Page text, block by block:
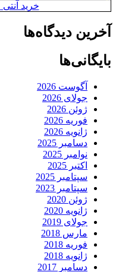
خرید
آخرین دیدگاه‌ها
بایگانی‌ها
آگوست 2026
جولای 2026
ژوئن 2026
فوریه 2026
ژانویه 2026
دسامبر 2025
نوامبر 2025
اکتبر 2025
سپتامبر 2025
سپتامبر 2023
ژوئن 2020
ژانویه 2020
جولای 2019
مارس 2018
فوریه 2018
ژانویه 2018
دسامبر 2017